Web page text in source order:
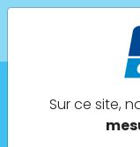
Sur ce site,